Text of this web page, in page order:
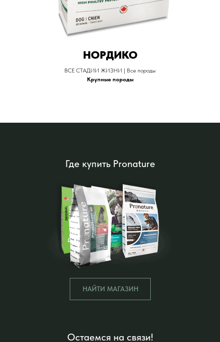
НОРДИКО
ВСЕ СТАДИИ ЖИЗНИ | Все породы
Крупные породы
Где купить Pronature
Остаемся на связи!
НАЙТИ МАГАЗИН